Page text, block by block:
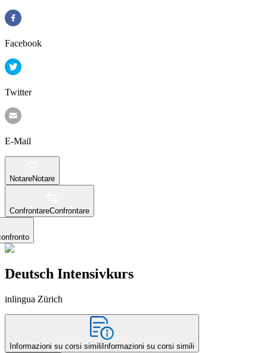
Facebook
Twitter
E-Mail
NotareNotare
ConfrontareConfrontare
Deutsch Intensivkurs
inlingua Zürich
Informazioni su corsi simili Informazioni su corsi simili